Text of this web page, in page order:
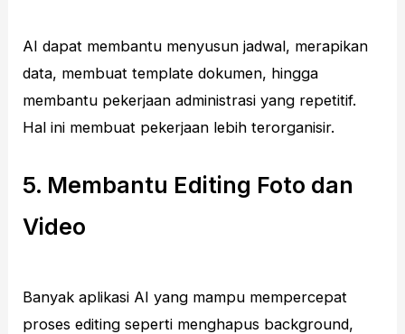
AI dapat membantu menyusun jadwal, merapikan
data, membuat template dokumen, hingga
membantu pekerjaan administrasi yang repetitif.
Hal ini membuat pekerjaan lebih terorganisir.
5. Membantu Editing Foto dan
Video
Banyak aplikasi AI yang mampu mempercepat
proses editing seperti menghapus background,